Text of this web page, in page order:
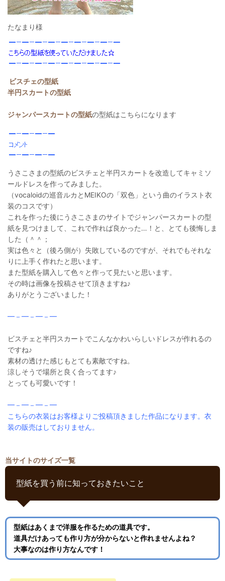
たなまり様
ビスチェの型紙
半円スカートの型紙
ジャンパースカートの型紙の型紙はこちらになります
うさこさまの型紙のビスチェと半円スカートを改造してキャミソ
ールドレスを作ってみました。
（vocaloidの巡音ルカとMEIKOの「双色」という曲のイラスト衣
装のコスです）
これを作った後にうさこさまのサイトでジャンパースカートの型
紙を見つけまして、これで作れば良かった…！と、とても後悔しま
した（＾＾；
実は色々と（後ろ側が）失敗しているのですが、それでもそれな
りに上手く作れたと思います。
また型紙を購入して色々と作って見たいと思います。
その時は画像を投稿させて頂きますね♪
ありがとうございました！
━－━－━－━
ビスチェと半円スカートでこんなかわいらしいドレスが作れるの
ですね♪
素材の透けた感じもとても素敵ですね。
涼しそうで場所と良く合ってます♪
とっても可愛いです！
━－━－━－━
こちらの衣装はお客様よりご投稿頂きました作品になります。衣
装の販売はしておりません。
当サイトのサイズ一覧
型紙を買う前に知っておきたいこと
型紙はあくまで洋服を作るための道具です。
道具だけあっても作り方が分からないと作れませんよね？
大事なのは作り方なんです！